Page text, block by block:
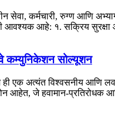
सेवा, कर्मचारी, रुग्ण आणि
आवश्यक आहे: १. सक्रिय
कम्युनिकेशन सोल्यूशन
एक अत्यंत विश्वसनीय आणि
आहेत, जे हवामान-